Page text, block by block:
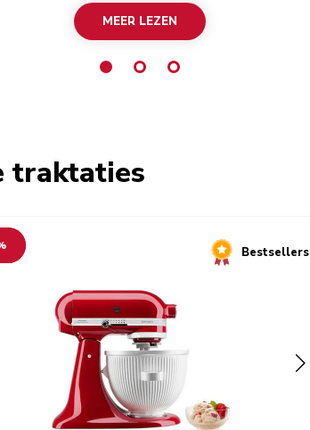
MEER LEZEN
traktaties
Bestsellers